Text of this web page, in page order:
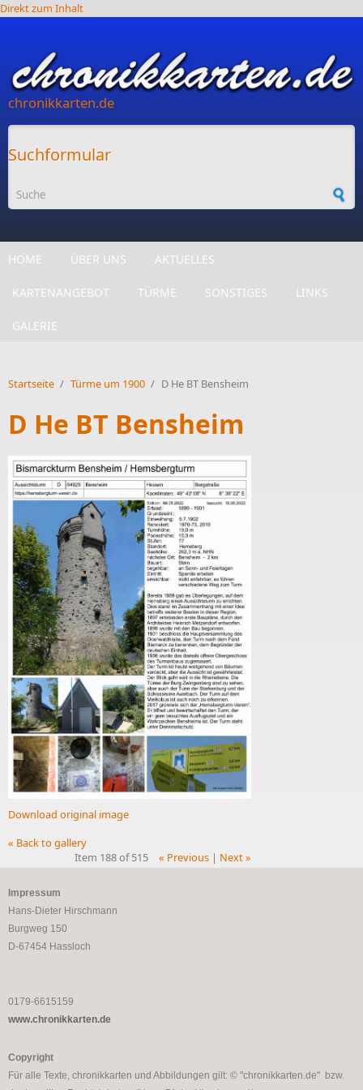
Direkt zum Inhalt
chronikkarten.de
Suchformular
HOME ÜBER UNS AKTUELLES
KARTENANGEBOT TÜRME SONSTIGES LINKS
GALERIE
Startseite / Türme um 1900 / D He BT Bensheim
D He BT Bensheim
Download original image
« Back to gallery
Item 188 of 515
« Previous| Next »
Impressum
Hans-Dieter Hirschmann
Burgweg 150
D-67454 Hassloch
0179-6615159
www.chronikkarten.de
Copyright
Für alle Texte, chronikkarten und Abbildungen gilt: © "chronikkarten.de" bzw.